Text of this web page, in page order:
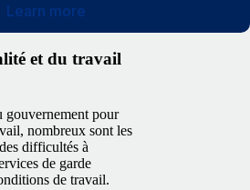
Learn more
et du travail
gouvernement pour
nombreux sont les
difficultés à
de garde
de travail.